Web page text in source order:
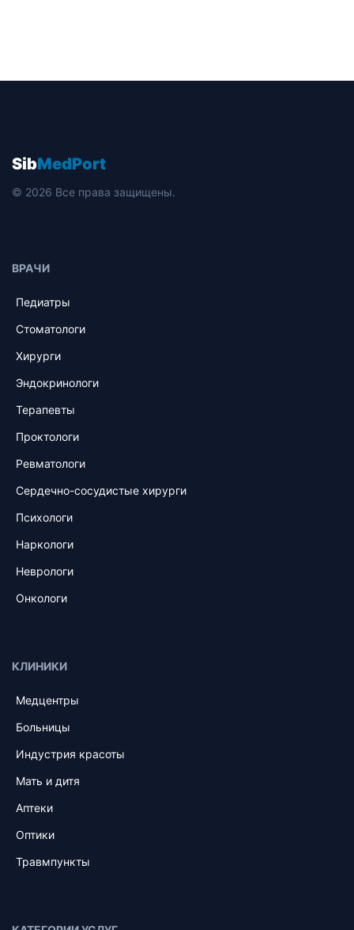
SibMedPort
© 2026 Все права защищены.
ВРАЧИ
Педиатры
Стоматологи
Хирурги
Эндокринологи
Терапевты
Проктологи
Ревматологи
Сердечно-сосудистые хирурги
Психологи
Наркологи
Неврологи
Онкологи
КЛИНИКИ
Медцентры
Больницы
Индустрия красоты
Мать и дитя
Аптеки
Оптики
Травмпункты